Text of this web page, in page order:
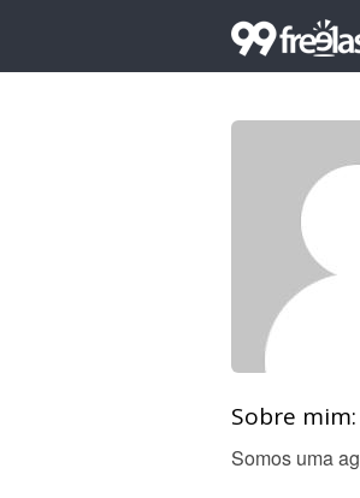
Sobre mim:
Somos uma